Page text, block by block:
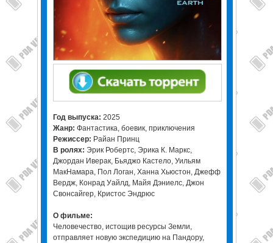
Год выпуска: 2025
Жанр: Фантастика, боевик, приключения
Режиссер: Райан Принц
В ролях: Эрик Робертс, Эрика К. Маркс,
Джордан Иверак, Бьяджо Кастело, Уильям
МакНамара, Пол Логан, Ханна Хьюстон, Джефф
Вердж, Конрад Уайлд, Майя Дэниелс, Джон
Свонсайгер, Кристос Эндрюс
О фильме:
Человечество, истощив ресурсы Земли,
отправляет новую экспедицию на Пандору,